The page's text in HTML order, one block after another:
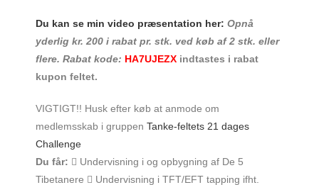
Du kan se min video præsentation her: Opnå
yderlig kr. 200 i rabat pr. stk. ved køb af 2 stk. eller
flere. Rabat kode: HA7UJEZX indtastes i rabat
kupon feltet.
VIGTIGT!! Husk efter køb at anmode om
medlemsskab i gruppen Tanke-feltets 21 dages
Challenge
Du får:  Undervisning i og opbygning af De 5
Tibetanere  Undervisning i TFT/EFT tapping ifht.